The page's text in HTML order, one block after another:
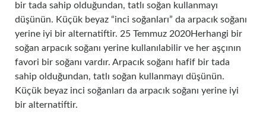
bir tada sahip olduğundan, tatlı soğan kullanmayı
düşünün. Küçük beyaz “inci soğanları” da arpacık soğanı
yerine iyi bir alternatiftir. 25 Temmuz 2020Herhangi bir
soğan arpacık soğanı yerine kullanılabilir ve her aşçının
favori bir soğanı vardır. Arpacık soğanı hafif bir tada
sahip olduğundan, tatlı soğan kullanmayı düşünün.
Küçük beyaz inci soğanları da arpacık soğanı yerine iyi
bir alternatiftir.